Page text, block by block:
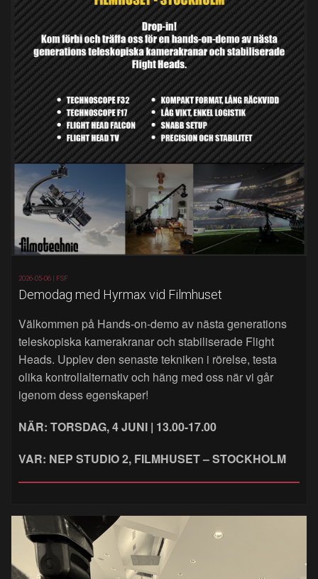
2026-05-06 | FSF
Demodag med Hyrmax vid Filmhuset
Välkommen på Hands‑on‑demo av nästa generations
teleskopiska kamerakranar och stabiliserade Flight
Heads. Upplev den senaste tekniken i rörelse, testa
olika kontrollalternativ och häng med oss när vi går
igenom dess egenskaper!
NÄR: TORSDAG, 4 JUNI | 13.00-17.00
VAR: NEP STUDIO 2, FILMHUSET – STOCKHOLM